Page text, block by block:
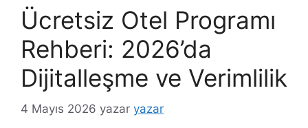
Ücretsiz Otel Programı
Rehberi: 2026’da
Dijitalleşme ve Verimlilik
4 Mayıs 2026 yazar yazar